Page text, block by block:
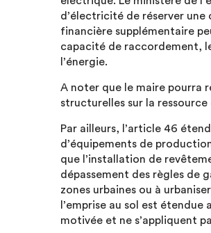
d’électricité de réserver
financière supplémentaire
capacité de raccordement,
l’énergie.
A noter que le maire pourra
structurelles sur la ressource
Par ailleurs, l’article 46
d’équipements de
que l’installation de
dépassement des règles de
zones urbaines ou à
l’emprise au sol est
motivée et ne s’appliquent